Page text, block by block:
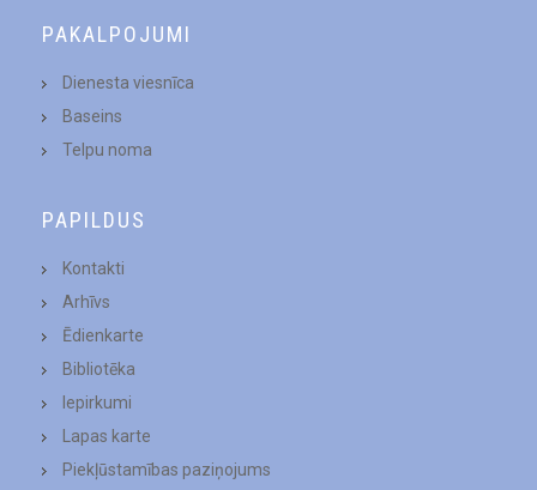
PAKALPOJUMI
Dienesta viesnīca
Baseins
Telpu noma
PAPILDUS
Kontakti
Arhīvs
Ēdienkarte
Bibliotēka
Iepirkumi
Lapas karte
Piekļūstamības paziņojums